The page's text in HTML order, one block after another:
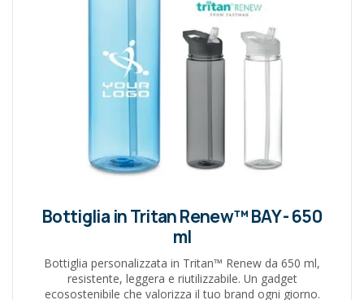
Bottiglia in Tritan Renew™ BAY - 650
ml
Bottiglia personalizzata in Tritan™ Renew da 650 ml,
resistente, leggera e riutilizzabile. Un gadget
ecosostenibile che valorizza il tuo brand ogni giorno.